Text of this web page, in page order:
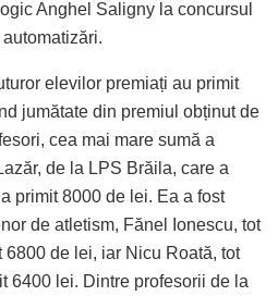
Anghel Saligny la concursul
elevilor premiați au primit
jumătate din premiul obținut de
cea mai mare sumă a
de la LPS Brăila, care a
primit 8000 de lei. Ea a fost
de atletism, Fănel Ionescu, tot
de lei, iar Nicu Roată, tot
6400 lei. Dintre profesorii de la